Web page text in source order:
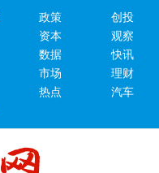
政策
创投
资本
观察
数据
快讯
市场
理财
热点
汽车